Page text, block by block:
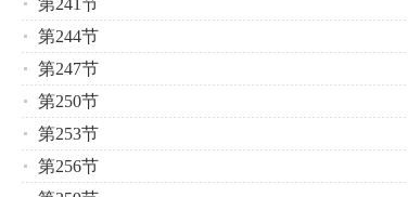
第241节
第244节
第247节
第250节
第253节
第256节